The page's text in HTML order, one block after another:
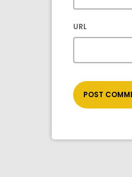
URL